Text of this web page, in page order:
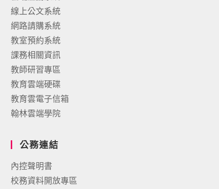
線上公文系統
網路請購系統
教室預約系統
課務相關資訊
教師研習專區
教育雲端硬碟
教育雲電子信箱
翰林雲端學院
公務連結
內控聲明書
校務資料開放專區